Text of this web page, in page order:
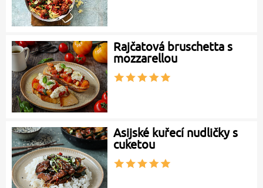
Rajčatová bruschetta s
mozzarellou
Asijské kuřecí nudličky s
cuketou